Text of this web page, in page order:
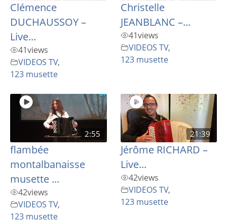
Clémence
DUCHAUSSOY –
Live...
41views
VIDEOS TV,
123 musette
Christelle
JEANBLANC –...
41views
VIDEOS TV,
123 musette
2:55
flambée
montalbanaisse
musette ...
42views
VIDEOS TV,
123 musette
21:39
Jérôme RICHARD –
Live...
42views
VIDEOS TV,
123 musette